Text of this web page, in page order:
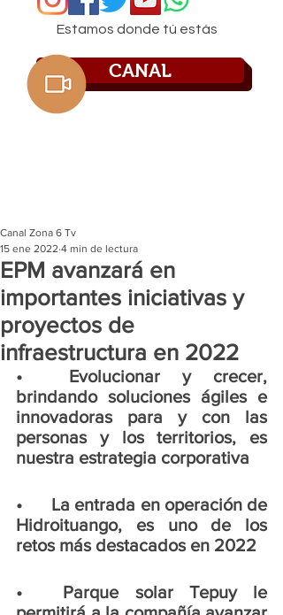
Estamos donde tú estás
CANAL
EPM avanzará en
importantes iniciativas y
proyectos de
infraestructura en 2022
Canal Zona 6 Tv
15 ene 2022 4 min de lectura
•	Evolucionar y crecer,
brindando soluciones ágiles e
innovadoras para y con las
personas y los territorios, es
nuestra estrategia corporativa
•	La entrada en operación de
Hidroituango, es uno de los
retos más destacados en 2022
•	Parque solar Tepuy le